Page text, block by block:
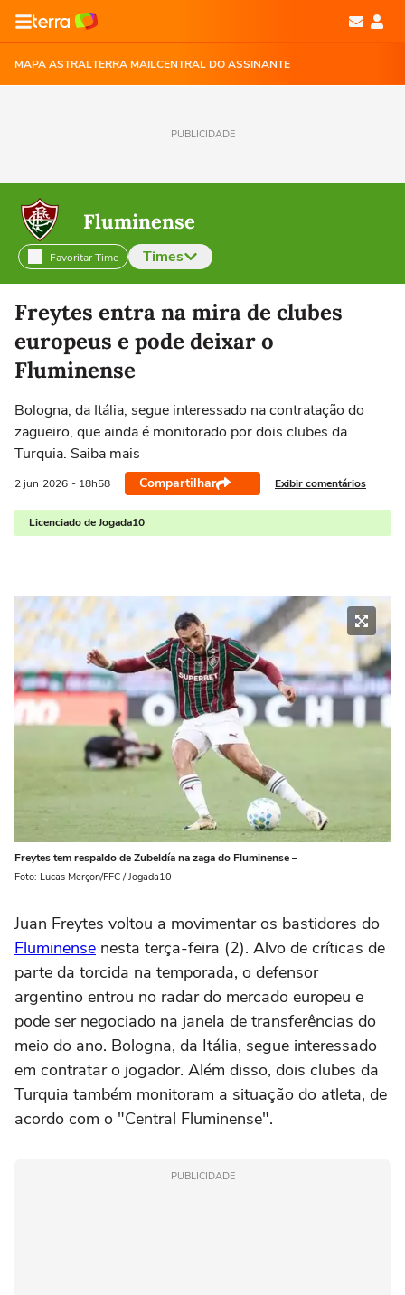
MAPA ASTRALTERRA MAILCENTRAL DO ASSINANTE
PUBLICIDADE
Fluminense
Favoritar Time Times
Selecione o time para ver as notícias
Freytes entra na mira de clubes
europeus e pode deixar o
Fluminense
Bologna, da Itália, segue interessado na contratação do
zagueiro, que ainda é monitorado por dois clubes da
Turquia. Saiba mais
2 jun 2026 - 18h58 Compartilhar Exibir comentários
Licenciado de Jogada10
Freytes tem respaldo de Zubeldía na zaga do Fluminense –
Foto: Lucas Merçon/FFC / Jogada10
Juan Freytes voltou a movimentar os bastidores do
Fluminense nesta terça-feira (2). Alvo de críticas de
parte da torcida na temporada, o defensor
argentino entrou no radar do mercado europeu e
pode ser negociado na janela de transferências do
meio do ano. Bologna, da Itália, segue interessado
em contratar o jogador. Além disso, dois clubes da
Turquia também monitoram a situação do atleta, de
acordo com o "Central Fluminense".
PUBLICIDADE